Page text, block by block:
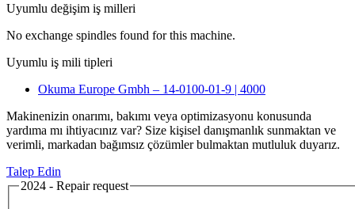
Uyumlu değişim iş milleri
No exchange spindles found for this machine.
Uyumlu iş mili tipleri
Okuma Europe Gmbh – 14-0100-01-9 | 4000
Makinenizin onarımı, bakımı veya optimizasyonu konusunda
yardıma mı ihtiyacınız var? Size kişisel danışmanlık sunmaktan ve
verimli, markadan bağımsız çözümler bulmaktan mutluluk duyarız.
Talep Edin
2024 - Repair request